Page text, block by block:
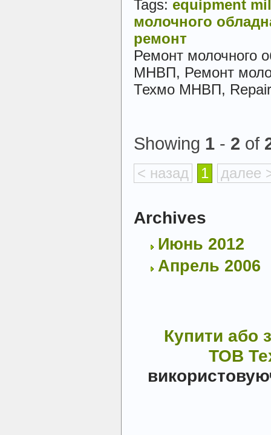
Tags: equipment
молочного
ремонт
Ремонт молочного
МНВП, Ремонт
Техмо МНВП,
Showing 1 - 2 of
< назад 1 далее
Archives
Июнь 2012
Апрель 2006
Купити або
ТОВ